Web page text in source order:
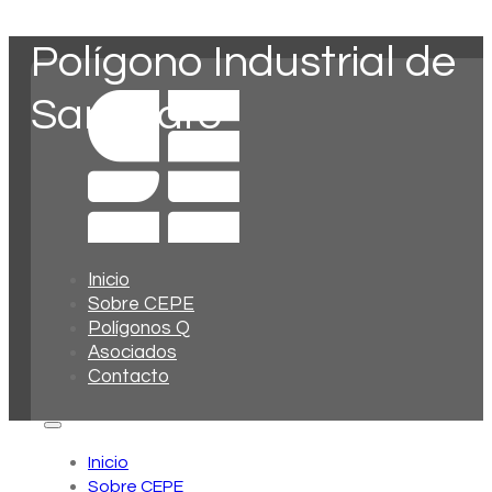
Inicio
Sobre CEPE
Polígonos Q
Asociados
Contacto
Inicio
Sobre CEPE
Polígono Industrial de
San Isidro